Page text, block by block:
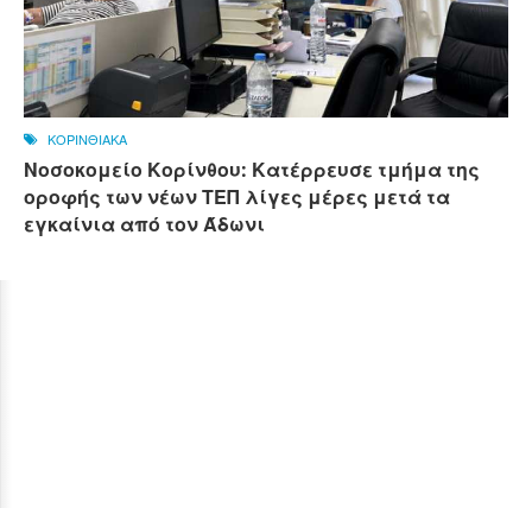
ΚΟΡΙΝΘΙΑΚΑ
Νοσοκομείο Κορίνθου: Κατέρρευσε τμήμα της
οροφής των νέων ΤΕΠ λίγες μέρες μετά τα
εγκαίνια από τον Άδωνι